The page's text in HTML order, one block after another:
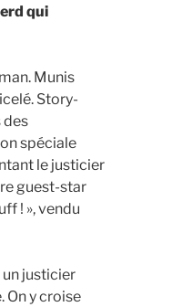
qui
Munis
Story-
des
spéciale
le justicier
guest-star
! », vendu
un justicier
On y croise